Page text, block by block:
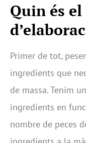
Quin és
Primer de tot,
ingredients que
de massa. Tenim
ingredients en
nombre de peces